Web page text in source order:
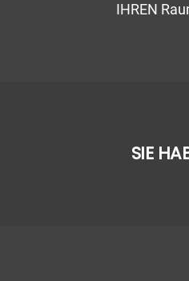
IHREN
SIE